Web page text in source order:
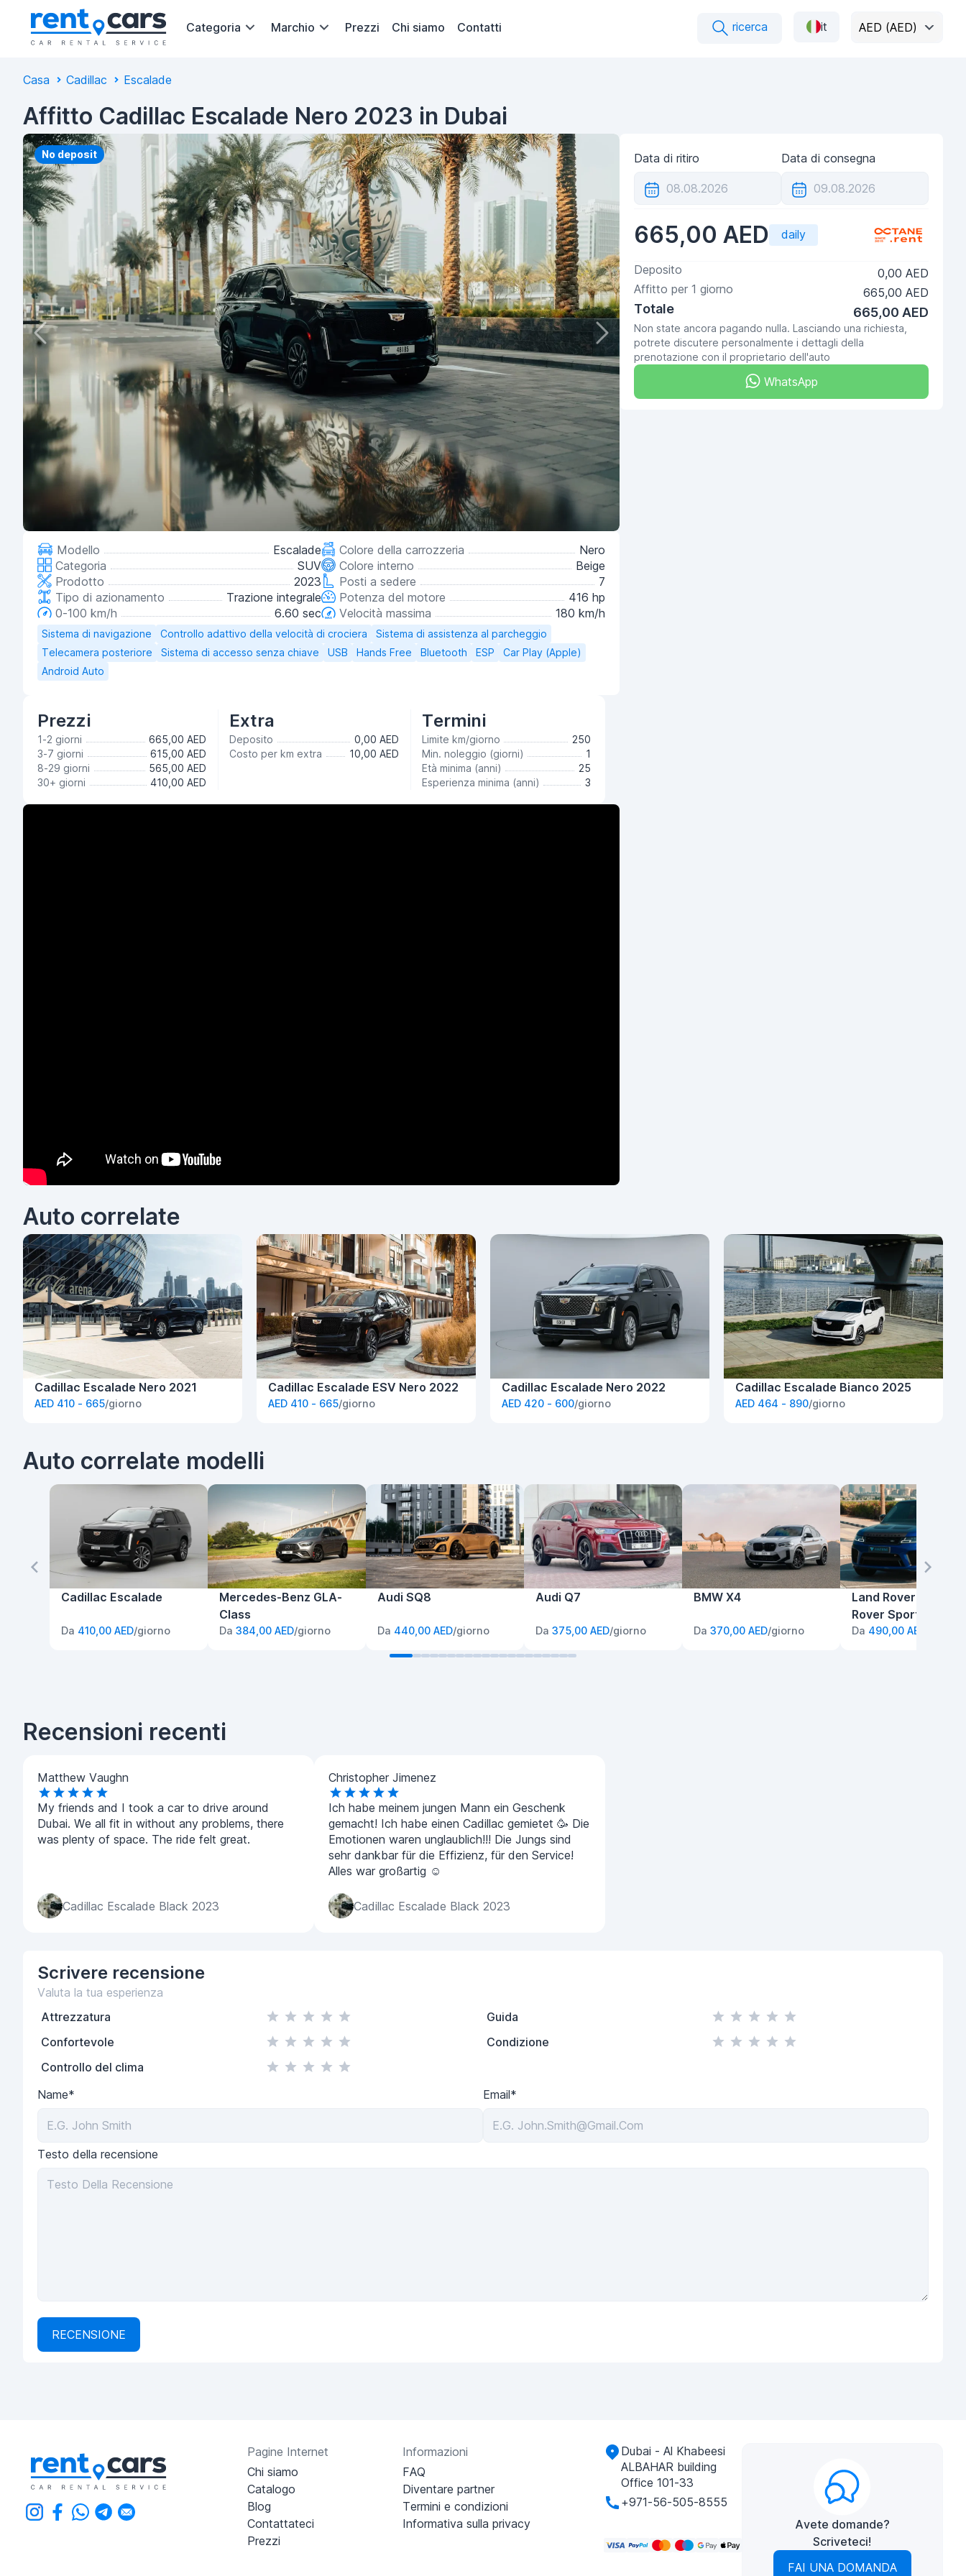
Categoria Marchio Prezzi Chi siamo Contatti ricerca it AED (AED)
Casa Cadillac Escalade
Affitto Cadillac Escalade Nero 2023 in Dubai
No deposit
Modello
Escalade
Categoria
SUV
Prodotto
2023
Tipo di azionamento
Trazione integrale
0-100 km/h
6.60 sec
Colore della carrozzeria
Nero
Colore interno
Beige
Posti a sedere
7
Potenza del motore
416 hp
Velocità massima
180 km/h
Sistema di navigazione Controllo adattivo della velocità di crociera
Sistema di assistenza al parcheggio
Telecamera posteriore
Sistema di accesso senza chiave USB Hands Free Bluetooth ESP
Car Play (Apple)
Android Auto
Prezzi
1-2 giorni
665,00 AED
3-7 giorni
615,00 AED
8-29 giorni
565,00 AED
30+ giorni
410,00 AED
Extra
Deposito
0,00 AED
Costo per km extra
10,00 AED
Termini
Limite km/giorno
250
Min. noleggio (giorni)
1
Età minima (anni)
25
Esperienza minima (anni)
3
Data di ritiro Data di consegna
665,00 AED daily
Deposito
0,00 AED
Affitto per 1 giorno 665,00 AED
Totale 665,00 AED
Non state ancora pagando nulla. Lasciando una richiesta,
potrete discutere personalmente i dettagli della
prenotazione con il proprietario dell'auto
WhatsApp
Auto correlate
Cadillac Escalade Nero 2021
AED 410 - 665/giorno
Cadillac Escalade ESV Nero 2022
AED 410 - 665/giorno
Cadillac Escalade Nero 2022
AED 420 - 600/giorno
Cadillac Escalade Bianco 2025
AED 464 - 890/giorno
Auto correlate modelli
Cadillac Escalade
Da 410,00 AED/giorno
Mercedes-Benz GLA-
Class
Da 384,00 AED/giorno
Audi SQ8
Da 440,00 AED/giorno
Audi Q7
Da 375,00 AED/giorno
BMW X4
Da 370,00 AED/giorno
Land Rover Range
Rover Sport
Da 490,00 AED
Recensioni recenti
Matthew Vaughn
My friends and I took a car to drive around
Dubai. We all fit in without any problems, there
was plenty of space. The ride felt great.
Cadillac Escalade Black 2023
Christopher Jimenez
Ich habe meinem jungen Mann ein Geschenk
gemacht! Ich habe einen Cadillac gemietet 🥳 Die
Emotionen waren unglaublich!!! Die Jungs sind
sehr dankbar für die Effizienz, für den Service!
Alles war großartig ☺️
Cadillac Escalade Black 2023
Scrivere recensione
Valuta la tua esperienza
Attrezzatura
Confortevole
Controllo del clima
Guida
Condizione
Name* Email*
Testo della recensione
RECENSIONE
Pagine Internet
Chi siamo
Catalogo
Blog
Contattateci
Prezzi
Informazioni
FAQ
Diventare partner
Termini e condizioni
Informativa sulla privacy
Dubai - Al Khabeesi
ALBAHAR building
Office 101-33
+971-56-505-8555
Avete domande?
Scriveteci!
FAI UNA DOMANDA